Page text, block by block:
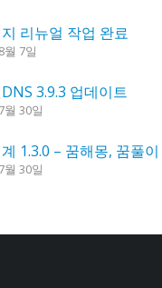
리뉴얼 작업 완료
월 7일
3.9.3 업데이트
월 30일
1.3.0 – 꿈해몽, 꿈풀이
월 30일
어 0.9.4 업데이트